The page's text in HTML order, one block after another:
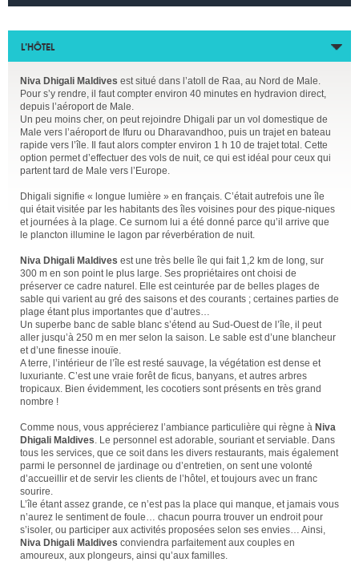
L’HÔTEL
Niva Dhigali Maldives est situé dans l’atoll de Raa, au Nord de Male.
Pour s’y rendre, il faut compter environ 40 minutes en hydravion direct,
depuis l’aéroport de Male.
Un peu moins cher, on peut rejoindre Dhigali par un vol domestique de
Male vers l’aéroport de Ifuru ou Dharavandhoo, puis un trajet en bateau
rapide vers l’île. Il faut alors compter environ 1 h 10 de trajet total. Cette
option permet d’effectuer des vols de nuit, ce qui est idéal pour ceux qui
partent tard de Male vers l’Europe.
Dhigali signifie « longue lumière » en français. C’était autrefois une île
qui était visitée par les habitants des îles voisines pour des pique-niques
et journées à la plage. Ce surnom lui a été donné parce qu’il arrive que
le plancton illumine le lagon par réverbération de nuit.
Niva Dhigali Maldives est une très belle île qui fait 1,2 km de long, sur
300 m en son point le plus large. Ses propriétaires ont choisi de
préserver ce cadre naturel. Elle est ceinturée par de belles plages de
sable qui varient au gré des saisons et des courants ; certaines parties de
plage étant plus importantes que d’autres…
Un superbe banc de sable blanc s’étend au Sud-Ouest de l’île, il peut
aller jusqu’à 250 m en mer selon la saison. Le sable est d’une blancheur
et d’une finesse inouïe.
A terre, l’intérieur de l’île est resté sauvage, la végétation est dense et
luxuriante. C’est une vraie forêt de ficus, banyans, et autres arbres
tropicaux. Bien évidemment, les cocotiers sont présents en très grand
nombre !
Comme nous, vous apprécierez l’ambiance particulière qui règne à Niva
Dhigali Maldives. Le personnel est adorable, souriant et serviable. Dans
tous les services, que ce soit dans les divers restaurants, mais également
parmi le personnel de jardinage ou d’entretien, on sent une volonté
d’accueillir et de servir les clients de l’hôtel, et toujours avec un franc
sourire.
L’île étant assez grande, ce n’est pas la place qui manque, et jamais vous
n’aurez le sentiment de foule… chacun pourra trouver un endroit pour
s’isoler, ou participer aux activités proposées selon ses envies… Ainsi,
Niva Dhigali Maldives conviendra parfaitement aux couples en
amoureux, aux plongeurs, ainsi qu’aux familles.